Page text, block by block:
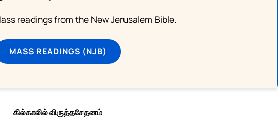
readings from the New Jerusalem Bible.
MASS READINGS (NJB)
கில்காலில் விருத்தசேதனம்